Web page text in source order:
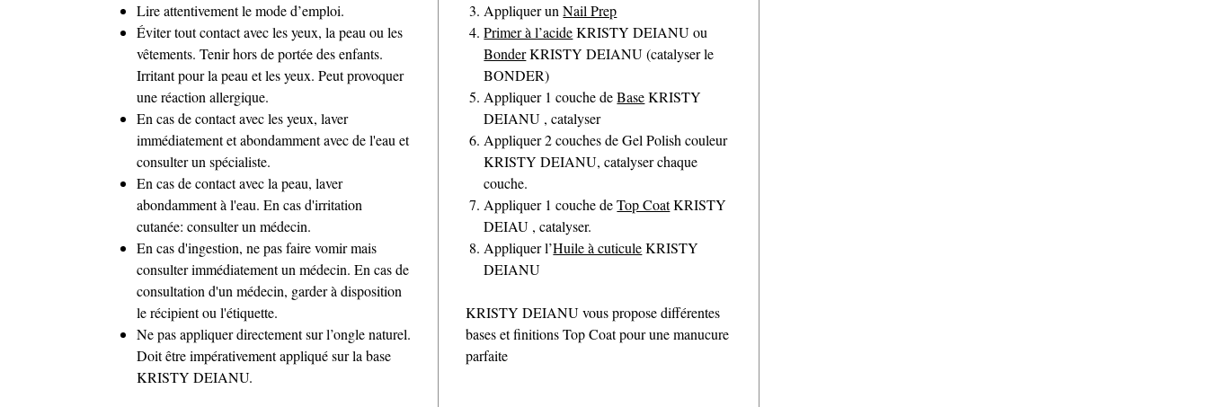
Lire attentivement le mode d’emploi.
Éviter tout contact avec les yeux, la peau ou les
vêtements. Tenir hors de portée des enfants.
Irritant pour la peau et les yeux. Peut provoquer
une réaction allergique.
En cas de contact avec les yeux, laver
immédiatement et abondamment avec de l'eau et
consulter un spécialiste.
En cas de contact avec la peau, laver
abondamment à l'eau. En cas d'irritation
cutanée: consulter un médecin.
En cas d'ingestion, ne pas faire vomir mais
consulter immédiatement un médecin. En cas de
consultation d'un médecin, garder à disposition
le récipient ou l'étiquette.
Ne pas appliquer directement sur l’ongle naturel.
Doit être impérativement appliqué sur la base
KRISTY DEIANU.
Appliquer unNail Prep
Primer à l’acideKRISTY DEIANU ou
BonderKRISTY DEIANU (catalyser le
BONDER)
Appliquer 1 couche deBaseKRISTY
DEIANU , catalyser
Appliquer 2 couches de Gel Polish couleur
KRISTY DEIANU, catalyser chaque
couche.
Appliquer 1 couche deTop CoatKRISTY
DEIAU , catalyser.
Appliquer l’Huile à cuticuleKRISTY
DEIANU
KRISTY DEIANU vous propose différentes
bases et finitions Top Coat pour une manucure
parfaite